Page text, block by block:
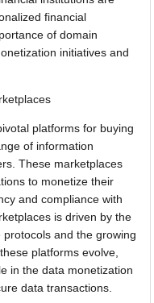
financial
of domain
initiatives and
platforms for buying
of information
These marketplaces
to monetize their
and compliance with
is driven by the
and the growing
platforms evolve,
in the data monetization
data transactions.